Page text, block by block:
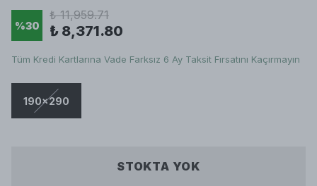
%30
₺ 11,959.71
₺ 8,371.80
Tüm Kredi Kartlarına Vade Farksız 6 Ay Taksit Fırsatını Kaçırmayın
190x290
STOKTA YOK